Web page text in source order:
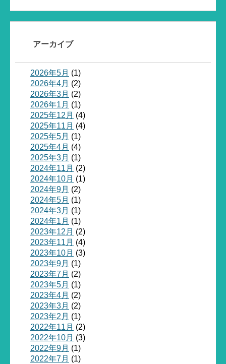
アーカイブ
2026年5月 (1)
2026年4月 (2)
2026年3月 (2)
2026年1月 (1)
2025年12月 (4)
2025年11月 (4)
2025年5月 (1)
2025年4月 (4)
2025年3月 (1)
2024年11月 (2)
2024年10月 (1)
2024年9月 (2)
2024年5月 (1)
2024年3月 (1)
2024年1月 (1)
2023年12月 (2)
2023年11月 (4)
2023年10月 (3)
2023年9月 (1)
2023年7月 (2)
2023年5月 (1)
2023年4月 (2)
2023年3月 (2)
2023年2月 (1)
2022年11月 (2)
2022年10月 (3)
2022年9月 (1)
2022年7月 (1)